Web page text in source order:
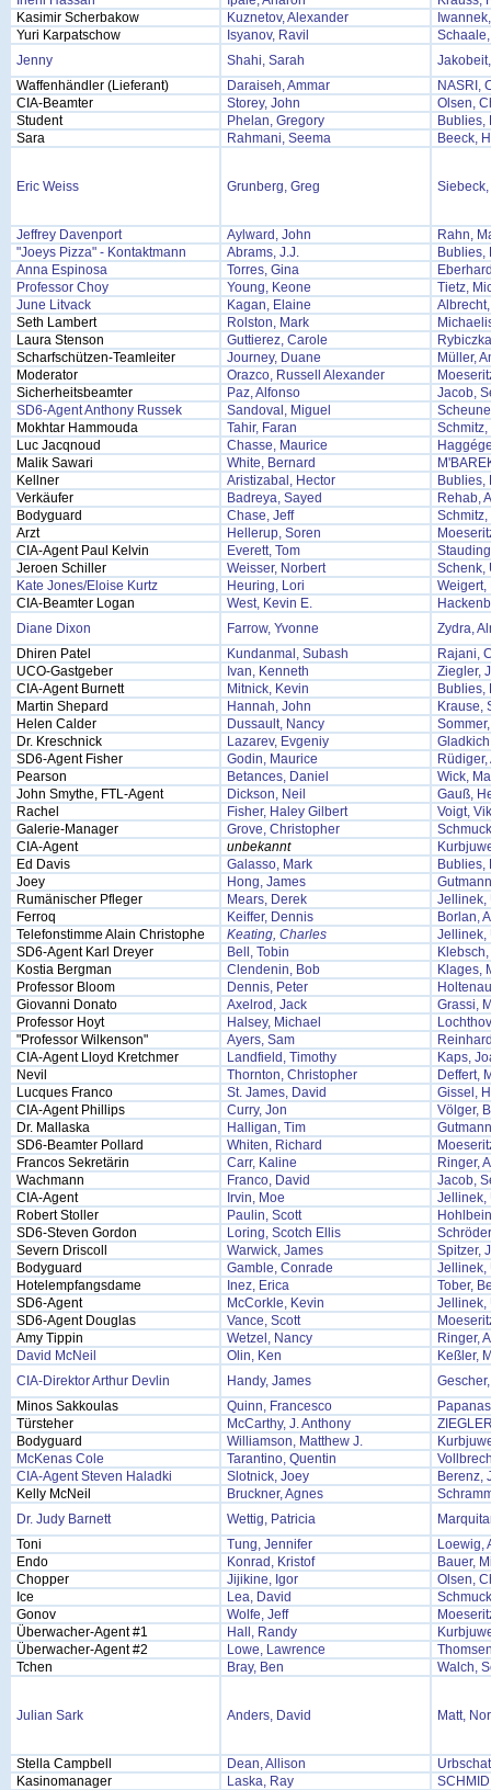
Kasimir Scherbakow
Kuznetov, Alexander
Yuri Karpatschow
Isyanov, Ravil
Jenny
Shahi, Sarah
Waffenhändler (Lieferant)
Daraiseh, Ammar
NASRI,
CIA-Beamter
Storey, John
Olsen,
Student
Phelan, Gregory
Bublies,
Sara
Rahmani, Seema Beeck,
Eric Weiss Grunberg, Greg
Jeffrey Davenport Aylward, John
Rahn,
"Joeys Pizza" - Kontaktmann
Abrams, J.J.
Bublies,
Anna Espinosa
Torres, Gina
Professor Choy
Young, Keone
Tietz,
June Litvack
Kagan, Elaine
Seth Lambert
Rolston, Mark
Laura Stenson
Guttierez, Carole
Scharfschützen-Teamleiter
Journey, Duane
Müller,
Moderator
Orazco, Russell Alexander
Sicherheitsbeamter
Paz, Alfonso
Jacob,
SD6-Agent Anthony Russek
Sandoval, Miguel
Mokhtar Hammouda
Tahir, Faran
Schmitz,
Luc Jacqnoud
Chasse, Maurice
Malik Sawari
White, Bernard
Kellner
Aristizabal, Hector
Bublies,
Verkäufer
Badreya, Sayed
Rehab,
Bodyguard
Chase, Jeff
Schmitz,
Arzt
Hellerup, Soren
CIA-Agent Paul Kelvin
Everett, Tom
Jeroen Schiller
Weisser, Norbert
Schenk,
Kate Jones/Eloise Kurtz
Heuring, Lori
Weigert,
CIA-Beamter Logan
West, Kevin E.
Diane Dixon
Farrow, Yvonne
Zydra,
Dhiren Patel
Kundanmal, Subash
Rajani,
UCO-Gastgeber
Ivan, Kenneth
Ziegler,
CIA-Agent Burnett
Mitnick, Kevin
Bublies,
Martin Shepard
Hannah, John
Krause,
Helen Calder
Dussault, Nancy
Dr. Kreschnick
Lazarev, Evgeniy
SD6-Agent Fisher
Godin, Maurice
Pearson
Betances, Daniel
Wick,
John Smythe, FTL-Agent
Dickson, Neil
Gauß,
Rachel
Fisher, Haley Gilbert
Voigt,
Galerie-Manager
Grove, Christopher
CIA-Agent
unbekannt
Ed Davis
Galasso, Mark
Bublies,
Joey
Hong, James
Rumänischer Pfleger
Mears, Derek
Jellinek,
Ferroq
Keiffer, Dennis
Borlan,
Telefonstimme Alain Christophe
Keating, Charles
Jellinek,
SD6-Agent Karl Dreyer
Bell, Tobin
Kostia Bergman
Clendenin, Bob
Klages,
Professor Bloom
Dennis, Peter
Giovanni Donato
Axelrod, Jack
Grassi,
Professor Hoyt
Halsey, Michael
"Professor Wilkenson"
Ayers, Sam
CIA-Agent Lloyd Kretchmer
Landfield, Timothy
Kaps,
Nevil
Thornton, Christopher
Deffert,
Lucques Franco
St. James, David
Gissel,
CIA-Agent Phillips
Curry, Jon
Völger,
Dr. Mallaska
Halligan, Tim
SD6-Beamter Pollard
Whiten, Richard
Francos Sekretärin
Carr, Kaline
Ringer,
Wachmann
Franco, David
Jacob,
CIA-Agent
Irvin, Moe
Jellinek,
Robert Stoller
Paulin, Scott
SD6-Steven Gordon
Loring, Scotch Ellis
Severn Driscoll
Warwick, James
Spitzer,
Bodyguard
Gamble, Conrade
Jellinek,
Hotelempfangsdame
Inez, Erica
Tober,
SD6-Agent
McCorkle, Kevin
Jellinek,
SD6-Agent Douglas
Vance, Scott
Amy Tippin
Wetzel, Nancy
Ringer,
David McNeil
Olin, Ken
Keßler,
CIA-Direktor Arthur Devlin
Handy, James
Minos Sakkoulas
Quinn, Francesco
Türsteher
McCarthy, J. Anthony
Bodyguard
Williamson, Matthew J.
McKenas Cole
Tarantino, Quentin
CIA-Agent Steven Haladki
Slotnick, Joey
Berenz,
Kelly McNeil
Bruckner, Agnes
Dr. Judy Barnett
Wettig, Patricia
Toni
Tung, Jennifer
Loewig,
Endo
Konrad, Kristof
Bauer,
Chopper
Jijikine, Igor
Olsen,
Ice
Lea, David
Gonov
Wolfe, Jeff
Überwacher-Agent #1
Hall, Randy
Überwacher-Agent #2
Lowe, Lawrence
Tchen
Bray, Ben Walch,
Julian Sark Anders, David Matt,
Stella Campbell Dean, Allison
Kasinomanager
Laska, Ray